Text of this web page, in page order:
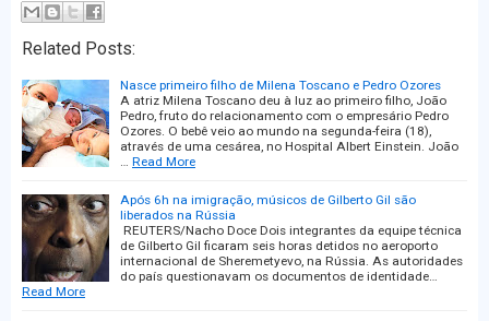
Related Posts:
Nasce primeiro filho de Milena Toscano e Pedro Ozores
A atriz Milena Toscano deu à luz ao primeiro filho, João
Pedro, fruto do relacionamento com o empresário Pedro
Ozores. O bebê veio ao mundo na segunda-feira (18),
através de uma cesárea, no Hospital Albert Einstein. João
… Read More
Após 6h na imigração, músicos de Gilberto Gil são
liberados na Rússia
REUTERS/Nacho Doce Dois integrantes da equipe técnica
de Gilberto Gil ficaram seis horas detidos no aeroporto
internacional de Sheremetyevo, na Rússia. As autoridades
do país questionavam os documentos de identidade…
Read More